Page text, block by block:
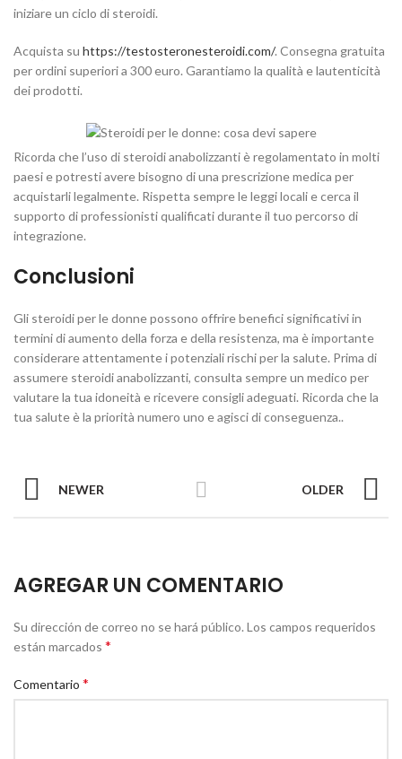
iniziare un ciclo di steroidi.
Acquista su https://testosteronesteroidi.com/. Consegna gratuita
per ordini superiori a 300 euro. Garantiamo la qualità e lautenticità
dei prodotti.
Ricorda che l’uso di steroidi anabolizzanti è regolamentato in molti
paesi e potresti avere bisogno di una prescrizione medica per
acquistarli legalmente. Rispetta sempre le leggi locali e cerca il
supporto di professionisti qualificati durante il tuo percorso di
integrazione.
Conclusioni
Gli steroidi per le donne possono offrire benefici significativi in
termini di aumento della forza e della resistenza, ma è importante
considerare attentamente i potenziali rischi per la salute. Prima di
assumere steroidi anabolizzanti, consulta sempre un medico per
valutare la tua idoneità e ricevere consigli adeguati. Ricorda che la
tua salute è la priorità numero uno e agisci di conseguenza..
NEWER OLDER
AGREGAR UN COMENTARIO
Su dirección de correo no se hará público. Los campos requeridos
están marcados *
Comentario *